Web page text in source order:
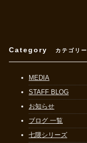
Category カテゴリー
MEDIA
STAFF BLOG
お知らせ
ブログ 一覧
七隈シリーズ